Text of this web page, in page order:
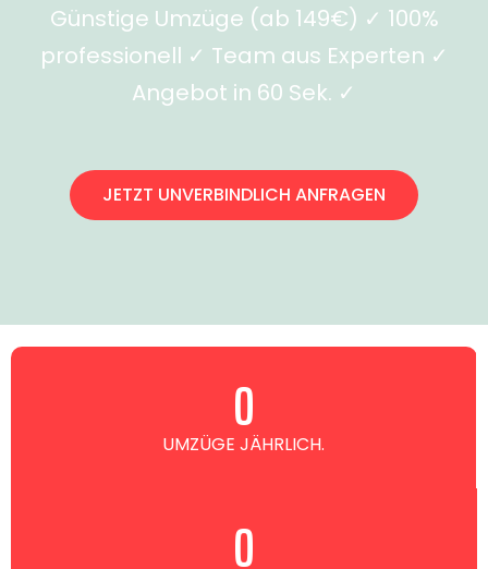
Günstige Umzüge (ab 149€) ✓ 100%
professionell ✓ Team aus Experten ✓
Angebot in 60 Sek. ✓
JETZT UNVERBINDLICH ANFRAGEN
UMZÜGE JÄHRLICH.
0
0